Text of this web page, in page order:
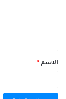
الاسم *